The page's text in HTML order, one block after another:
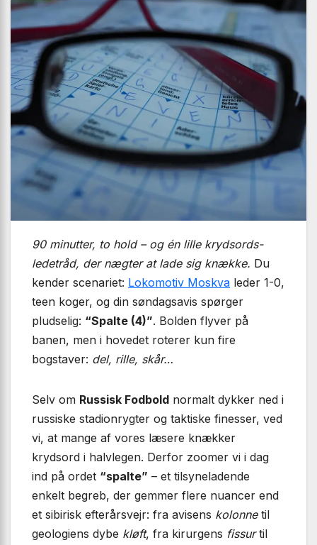
90 minutter, to hold – og én lille krydsords­
ledetråd, der nægter at lade sig knække. Du
kender scenariet: Lokomotiv Moskva leder 1-0,
teen koger, og din søndagsavis spørger
pludselig: “Spalte (4)”. Bolden flyver på
banen, men i hovedet roterer kun fire
bogstaver: del, rille, skår…
Selv om Russisk Fodbold normalt dykker ned i
russiske stadion­rygter og taktiske finesser, ved
vi, at mange af vores læsere knækker
krydsord i halvlegen. Derfor zoomer vi i dag
ind på ordet “spalte” – et tilsyneladende
enkelt begreb, der gemmer flere nuancer end
et sibirisk efterårsvejr: fra avisens kolonnetil
geologiens dybe kløft, fra kirurgens fissurtil